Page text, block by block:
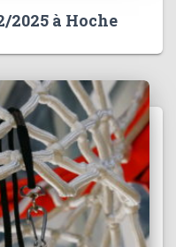
2025 à Hoche